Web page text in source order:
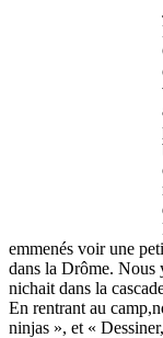
emmenés voir une
dans la Drôme. Nous
nichait dans la
En rentrant au
ninjas », et «